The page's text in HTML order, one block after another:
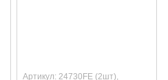
Артикул: 24730FE (2шт),